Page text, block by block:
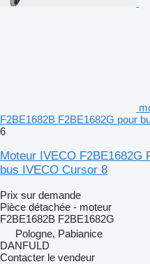
F2BE1682B F2BE1682G pour
6
Moteur IVECO F2BE1682G
bus IVECO Cursor 8
Prix sur demande
Pièce détachée - moteur
F2BE1682B F2BE1682G
Pologne, Pabianice
DANFULD
Contacter le vendeur